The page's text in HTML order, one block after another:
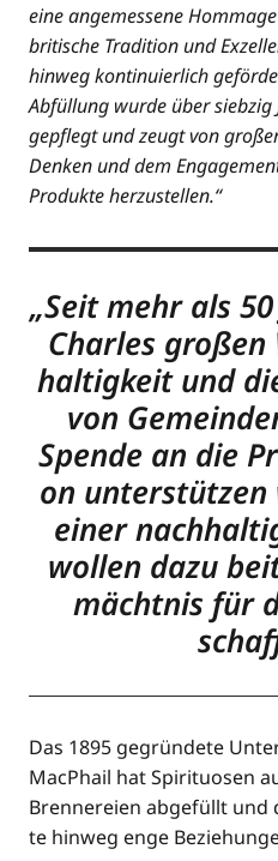
eine ange­mes­se­ne
bri­ti­sche Tra­di­ti­on und
hin­weg kon­ti­nu­ier­lich
Abfül­lung wur­de über
gepflegt und zeugt von
Den­ken und dem
Pro­duk­te herzustellen.“
„Seit mehr als
Charles
hal­tig­keit und
von
Spen­de an die
on unter­stüt­zen
einer
wol­len dazu
mächt­nis für
Das 1895 gegrün­de­te
MacPhail hat Spi­ri­tuo­sen
Bren­ne­rei­en abge­füllt und
te hin­weg enge